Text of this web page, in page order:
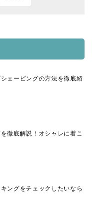
ェービングの方法を徹底紹
徹底解説！オシャレに着こ
ングをチェックしたいなら